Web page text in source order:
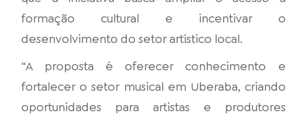
formação cultural e incentivar o
desenvolvimento do setor artístico local.
“A proposta é oferecer conhecimento e
fortalecer o setor musical em Uberaba, criando
oportunidades para artistas e produtores